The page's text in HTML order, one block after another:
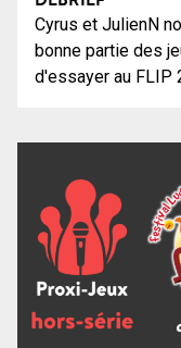
Cyrus et JulienN
bonne partie des
d'essayer au FLIP